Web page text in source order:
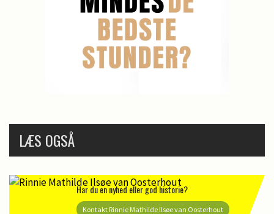
LÆS OGSÅ
Har du en nyhed eller god historie?
Kontakt Rinnie Mathilde Ilsøe van Oosterhout